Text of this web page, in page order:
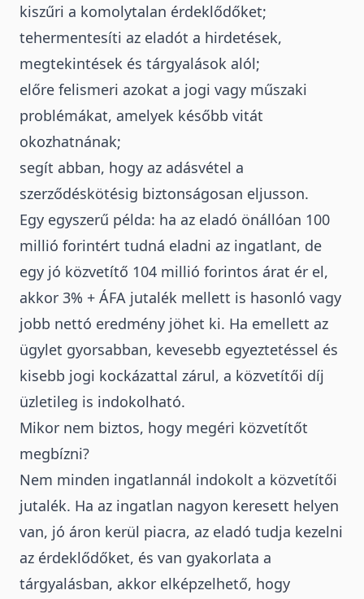
kiszűri a komolytalan érdeklődőket;
tehermentesíti az eladót a hirdetések,
megtekintések és tárgyalások alól;
előre felismeri azokat a jogi vagy műszaki
problémákat, amelyek később vitát
okozhatnának;
segít abban, hogy az adásvétel a
szerződéskötésig biztonságosan eljusson.
Egy egyszerű példa: ha az eladó önállóan 100
millió forintért tudná eladni az ingatlant, de
egy jó közvetítő 104 millió forintos árat ér el,
akkor 3% + ÁFA jutalék mellett is hasonló vagy
jobb nettó eredmény jöhet ki. Ha emellett az
ügylet gyorsabban, kevesebb egyeztetéssel és
kisebb jogi kockázattal zárul, a közvetítői díj
üzletileg is indokolható.
Mikor nem biztos, hogy megéri közvetítőt
megbízni?
Nem minden ingatlannál indokolt a közvetítői
jutalék. Ha az ingatlan nagyon keresett helyen
van, jó áron kerül piacra, az eladó tudja kezelni
az érdeklődőket, és van gyakorlata a
tárgyalásban, akkor elképzelhető, hogy